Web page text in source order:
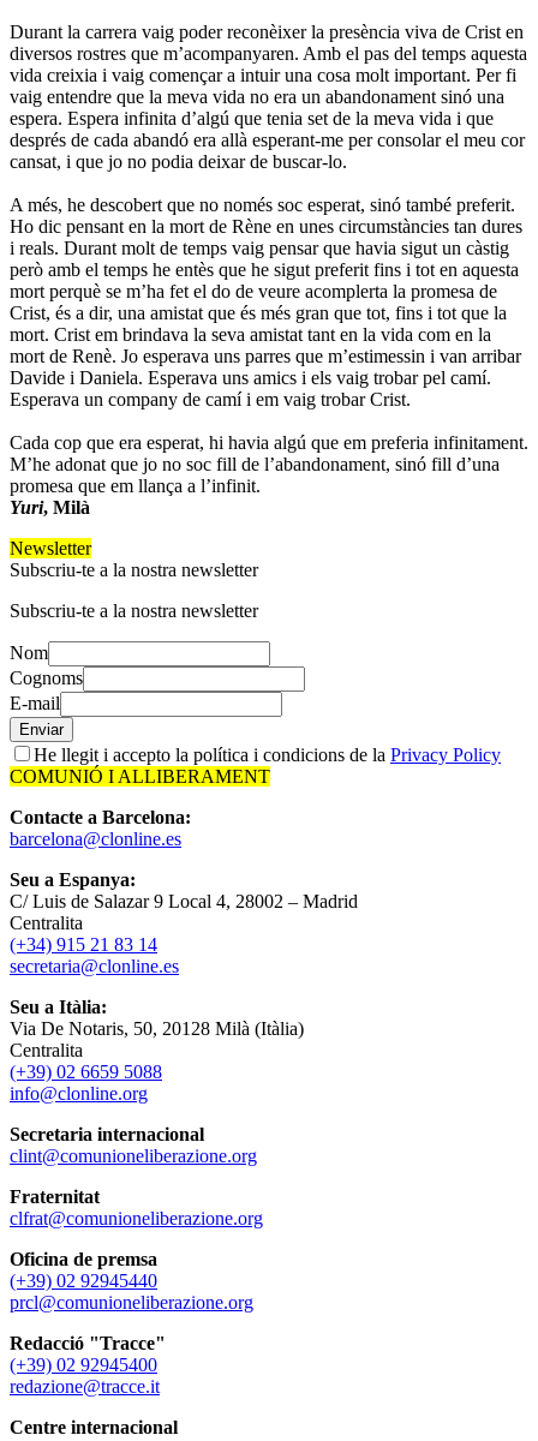
Durant la carrera vaig poder reconèixer la presència viva de Crist en
diversos rostres que m’acompanyaren. Amb el pas del temps aquesta
vida creixia i vaig començar a intuir una cosa molt important. Per fi
vaig entendre que la meva vida no era un abandonament sinó una
espera. Espera infinita d’algú que tenia set de la meva vida i que
després de cada abandó era allà esperant-me per consolar el meu cor
cansat, i que jo no podia deixar de buscar-lo.
A més, he descobert que no només soc esperat, sinó també preferit.
Ho dic pensant en la mort de Rène en unes circumstàncies tan dures
i reals. Durant molt de temps vaig pensar que havia sigut un càstig
però amb el temps he entès que he sigut preferit fins i tot en aquesta
mort perquè se m’ha fet el do de veure acomplerta la promesa de
Crist, és a dir, una amistat que és més gran que tot, fins i tot que la
mort. Crist em brindava la seva amistat tant en la vida com en la
mort de Renè. Jo esperava uns parres que m’estimessin i van arribar
Davide i Daniela. Esperava uns amics i els vaig trobar pel camí.
Esperava un company de camí i em vaig trobar Crist.
Cada cop que era esperat, hi havia algú que em preferia infinitament.
M’he adonat que jo no soc fill de l’abandonament, sinó fill d’una
promesa que em llança a l’infinit.
Yuri, Milà
Newsletter
Subscriu-te a la nostra newsletter
Subscriu-te a la nostra newsletter
Nom
Cognoms
E-mail
Enviar
He llegit i accepto la política i condicions de la Privacy Policy
COMUNIÓ I ALLIBERAMENT
Contacte a Barcelona:
barcelona@clonline.es
Seu a Espanya:
C/ Luis de Salazar 9 Local 4, 28002 – Madrid
Centralita
(+34) 915 21 83 14
secretaria@clonline.es
Seu a Itàlia:
Via De Notaris, 50, 20128 Milà (Itàlia)
Centralita
(+39) 02 6659 5088
info@clonline.org
Secretaria internacional
clint@comunioneliberazione.org
Fraternitat
clfrat@comunioneliberazione.org
Oficina de premsa
(+39) 02 92945440
prcl@comunioneliberazione.org
Redacció "Tracce"
(+39) 02 92945400
redazione@tracce.it
Centre internacional